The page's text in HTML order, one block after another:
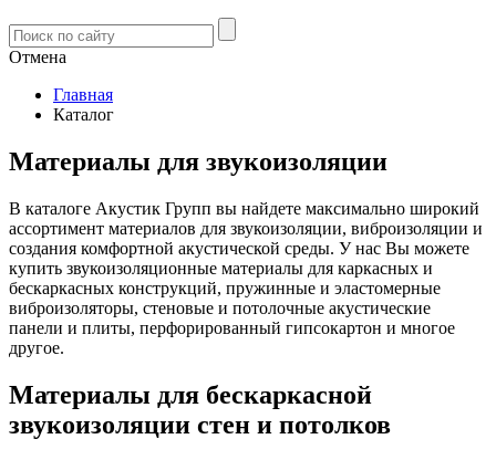
Отмена
Главная
Каталог
Материалы для звукоизоляции
В каталоге Акустик Групп вы найдете максимально широкий
ассортимент материалов для звукоизоляции, виброизоляции и
создания комфортной акустической среды. У нас Вы можете
купить звукоизоляционные материалы для каркасных и
бескаркасных конструкций, пружинные и эластомерные
виброизоляторы, стеновые и потолочные акустические
панели и плиты, перфорированный гипсокартон и многое
другое.
Материалы для бескаркасной
звукоизоляции стен и потолков